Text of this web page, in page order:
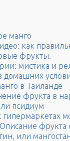
манго
как
фрукты.
мистика и
домашних
в Таиланде
фрукта в
псидиум
гипермаркетах
фрукта
или